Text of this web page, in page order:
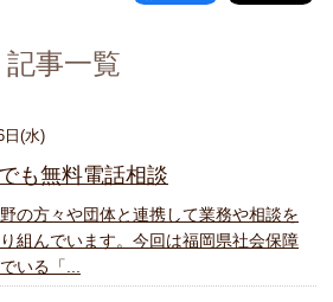
記事一覧
日(水)
も無料電話相談
の方々や団体と連携して業務や相談を
組んでいます。今回は福岡県社会保障
いる「...